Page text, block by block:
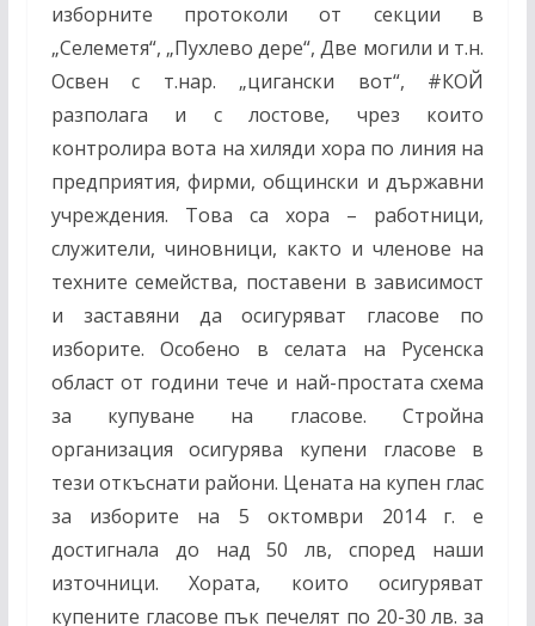
изборните протоколи от секции в
„Селеметя“, „Пухлево дере“, Две могили и т.н.
Освен с т.нар. „цигански вот“, #КОЙ
разполага и с лостове, чрез които
контролира вота на хиляди хора по линия на
предприятия, фирми, общински и държавни
учреждения. Това са хора – работници,
служители, чиновници, както и членове на
техните семейства, поставени в зависимост
и заставяни да осигуряват гласове по
изборите. Особено в селата на Русенска
област от години тече и най-простата схема
за купуване на гласове. Стройна
организация осигурява купени гласове в
тези откъснати райони. Цената на купен глас
за изборите на 5 октомври 2014 г. е
достигнала до над 50 лв, според наши
източници. Хората, които осигуряват
купените гласове пък печелят по 20-30 лв. за